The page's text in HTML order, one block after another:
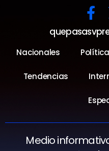
Nacionales Política
Tendencias
Medio